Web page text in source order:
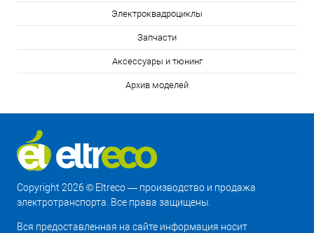
Электроквадроциклы
Запчасти
Аксессуары и тюнинг
Архив моделей
Copyright 2026 © Eltreco — производство и продажа
электротранспорта. Все права защищены.
Вся предоставленная на сайте информация носит